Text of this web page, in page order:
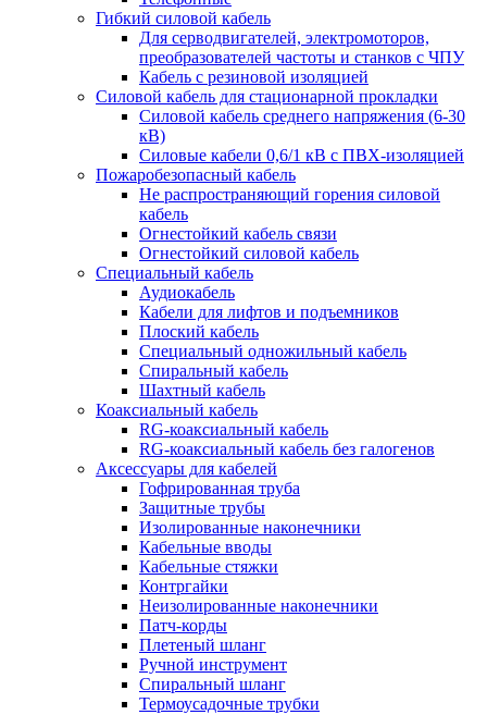
Гибкий силовой кабель
Для серводвигателей, электромоторов,
преобразователей частоты и станков с ЧПУ
Кабель с резиновой изоляцией
Силовой кабель для стационарной прокладки
Силовой кабель среднего напряжения (6-30
кВ)
Силовые кабели 0,6/1 кВ с ПВХ-изоляцией
Пожаробезопасный кабель
Не распространяющий горения силовой
кабель
Огнестойкий кабель связи
Огнестойкий силовой кабель
Специальный кабель
Аудиокабель
Кабели для лифтов и подъемников
Плоский кабель
Специальный одножильный кабель
Спиральный кабель
Шахтный кабель
Коаксиальный кабель
RG-коаксиальный кабель
RG-коаксиальный кабель без галогенов
Аксессуары для кабелей
Гофрированная труба
Защитные трубы
Изолированные наконечники
Кабельные вводы
Кабельные стяжки
Контргайки
Неизолированные наконечники
Патч-корды
Плетеный шланг
Ручной инструмент
Спиральный шланг
Термоусадочные трубки